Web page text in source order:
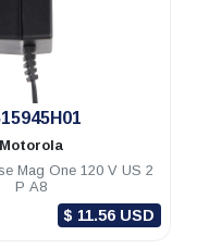
Motorola
Mag One 120 V US 2
P A8
$ 11.56 USD